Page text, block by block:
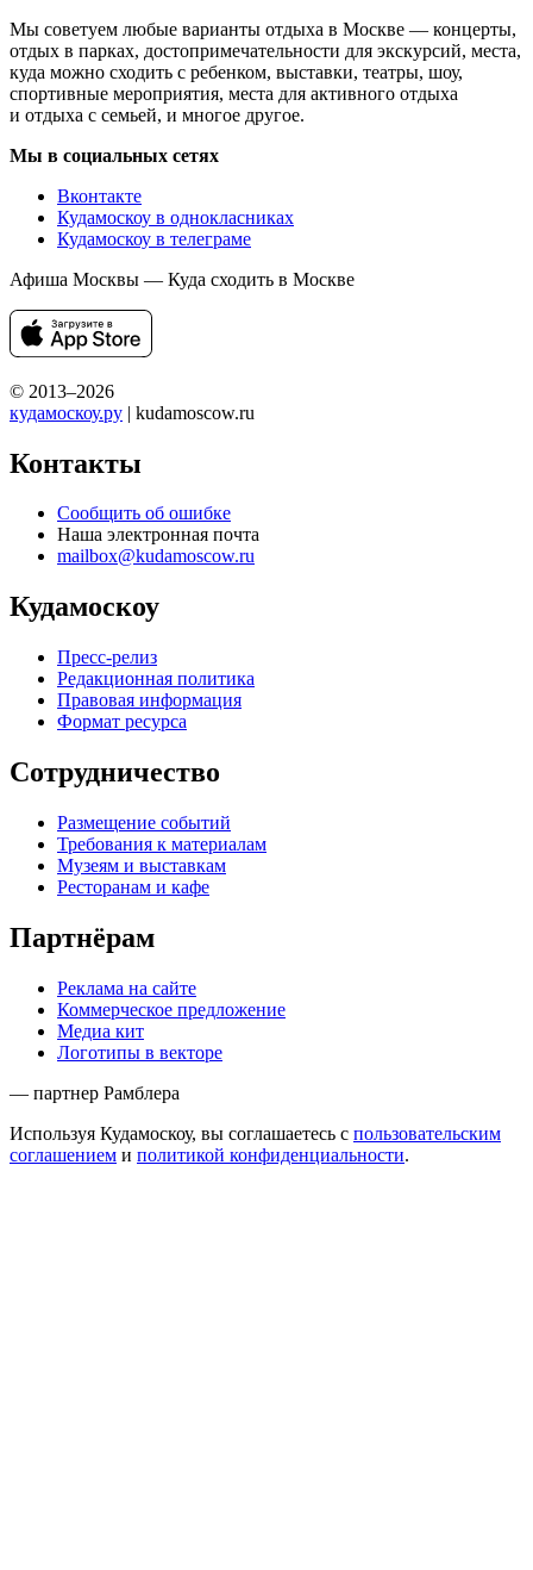
Мы советуем любые варианты отдыха в Москве — концерты,
отдых в парках, достопримечательности для экскурсий, места,
куда можно сходить с ребенком, выставки, театры, шоу,
спортивные мероприятия, места для активного отдыха
и отдыха с семьей, и многое другое.
Мы в социальных сетях
Вконтакте
Кудамоскоу в однокласниках
Кудамоскоу в телеграме
Афиша Москвы — Куда сходить в Москве
© 2013–2026
кудамоскоу.ру | kudamoscow.ru
Контакты
Сообщить об ошибке
Наша электронная почта
mailbox@kudamoscow.ru
Кудамоскоу
Пресс-релиз
Редакционная политика
Правовая информация
Формат ресурса
Сотрудничество
Размещение событий
Требования к материалам
Музеям и выставкам
Ресторанам и кафе
Партнёрам
Реклама на сайте
Коммерческое предложение
Медиа кит
Логотипы в векторе
— партнер Рамблера
Используя Кудамоскоу, вы соглашаетесь с пользовательским
соглашением и политикой конфиденциальности.